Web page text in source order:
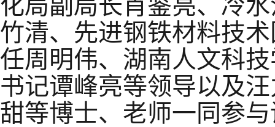
化局副 局长肖鉴亮、 冷
竹清、先进钢铁材料技
任周明伟、湖南人文科
书记谭峰亮等领导以及
甜等博士、老师一同参与